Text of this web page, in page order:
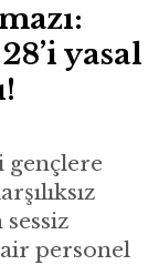
yasal
gençlere
personel